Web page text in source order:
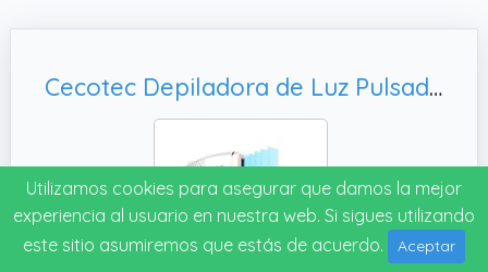
Cecotec Depiladora de Luz Pulsada Bamba SkinCare IPL Gun, 2 modos de disparo.
Utilizamos cookies para asegurar que damos la mejor
experiencia al usuario en nuestra web. Si sigues utilizando
este sitio asumiremos que estás de acuerdo.
Aceptar